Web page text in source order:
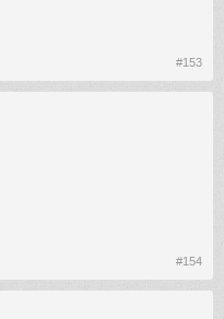
#153
#154